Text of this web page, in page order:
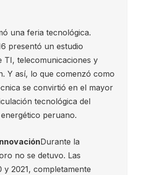
una feria tecnológica.
presentó un estudio
TI, telecomunicaciones y
Y así, lo que comenzó como
se convirtió en el mayor
tecnológica del
peruano.
Durante la
no se detuvo. Las
y 2021, completamente